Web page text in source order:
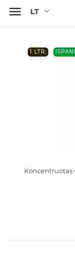

1 LTR.
Koncentruotas